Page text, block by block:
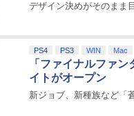
デザイン決めがそのまま
PS4 PS3 WIN Mac
「ファイナルファ
イトがオープン
新ジョブ、新種族など「